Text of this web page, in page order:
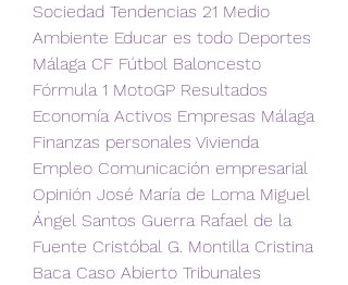
Sociedad Tendencias 21 Medio
Ambiente Educar es todo Deportes
Málaga CF Fútbol Baloncesto
Fórmula 1 MotoGP Resultados
Economía Activos Empresas Málaga
Finanzas personales Vivienda
Empleo Comunicación empresarial
Opinión José María de Loma Miguel
Ángel Santos Guerra Rafael de la
Fuente Cristóbal G. Montilla Cristina
Baca Caso Abierto Tribunales